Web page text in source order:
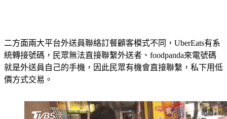
二方面兩大平台外送員聯絡訂餐顧客模式不同，UberEats有系
統轉接號碼，民眾無法直接聯繫外送者、foodpanda來電號碼
就是外送員自己的手機，因此民眾有機會直接聯繫，私下用低